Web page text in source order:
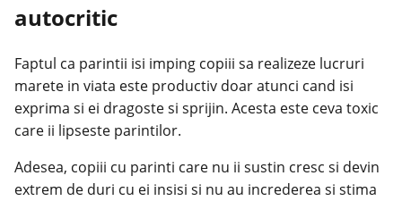
autocritic
Faptul ca parintii isi imping copiii sa realizeze lucruri
marete in viata este productiv doar atunci cand isi
exprima si ei dragoste si sprijin. Acesta este ceva toxic
care ii lipseste parintilor.
Adesea, copiii cu parinti care nu ii sustin cresc si devin
extrem de duri cu ei insisi si nu au increderea si stima